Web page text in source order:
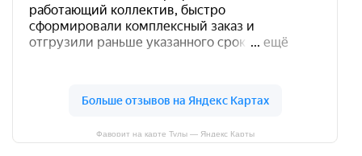
Фаворит на карте Тулы — Яндекс Карты